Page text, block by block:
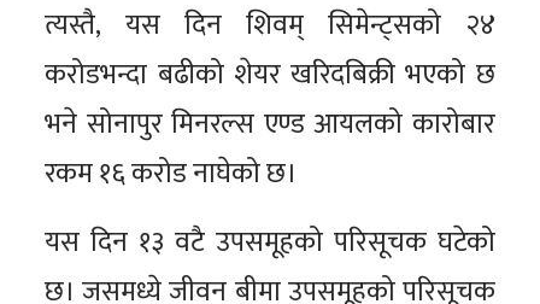
त्यस्तै, यस दिन शिवम् सिमेन्ट्सको २४
करोडभन्दा बढीको शेयर खरिदबिक्री भएको छ
भने सोनापुर मिनरल्स एण्ड आयलको कारोबार
रकम १६ करोड नाघेको छ।
यस दिन १३ वटै उपसमूहको परिसूचक घटेको
छ। जसमध्ये जीवन बीमा उपसमूहको परिसूचक